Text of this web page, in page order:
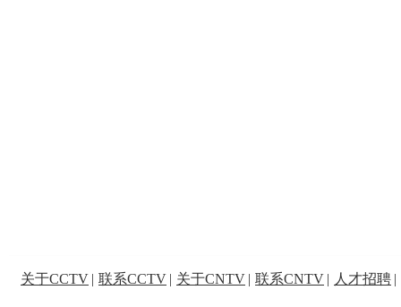
关于CCTV | 联系CCTV | 关于CNTV | 联系CNTV | 人才招聘 |